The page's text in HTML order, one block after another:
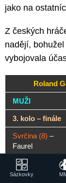
jako na
Z českých
nadějí,
vybojovala
Roland
MUŽI
3. kolo – finále
Svrčina (8) –
Faurel
2. kolo
Sázkovky